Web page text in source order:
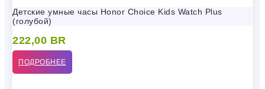
Детские умные часы Honor Choice Kids Watch Plus
(голубой)
222,00 BR
ПОДРОБНЕЕ